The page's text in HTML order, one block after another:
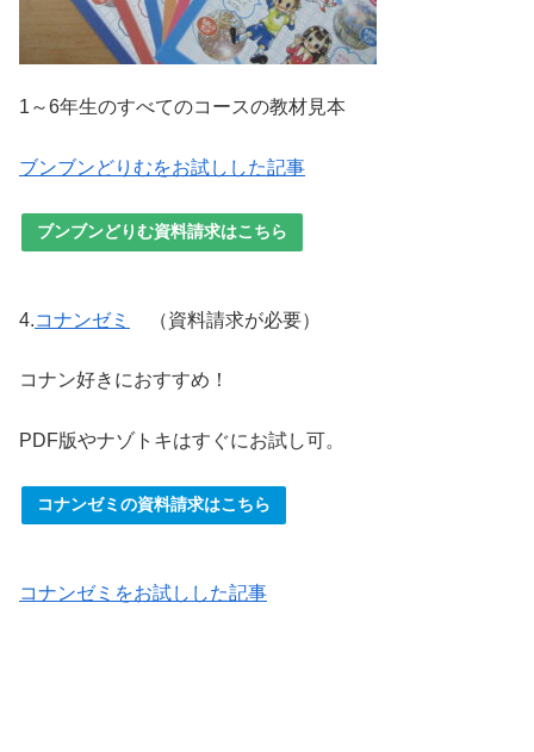
1～6年生のすべてのコースの教材見本
ブンブンどりむをお試しした記事
ブンブンどりむ資料請求はこちら
4.コナンゼミ （資料請求が必要）
コナン好きにおすすめ！
PDF版やナゾトキはすぐにお試し可。
コナンゼミの資料請求はこちら
コナンゼミをお試しした記事